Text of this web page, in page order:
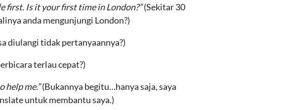
first. Is it your first time in London?”(Sekitar 30
anda mengunjungi London?)
diulangi tidak pertanyaannya?)
terlau cepat?)
help me.”(Bukannya begitu…hanya saja, saya
untuk membantu saya.)